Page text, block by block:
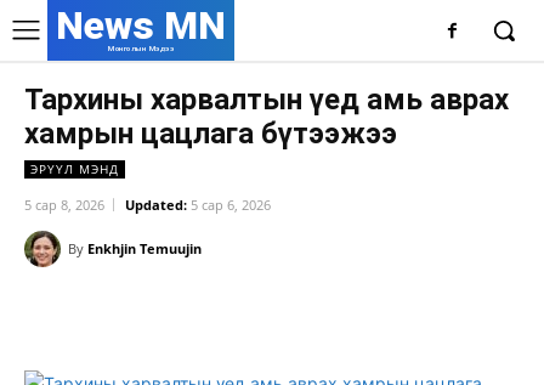
News MN
Монголын Мэдээ
Тархины харвалтын үед амь аврах
хамрын цацлага бүтээжээ
ЭРҮҮЛ МЭНД
5 сар 8, 2026 Updated: 5 сар 6, 2026
By Enkhjin Temuujin